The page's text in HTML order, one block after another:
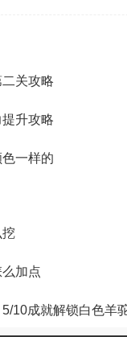
关攻略
升攻略
一样的
挖
加点
10成就解锁白色羊